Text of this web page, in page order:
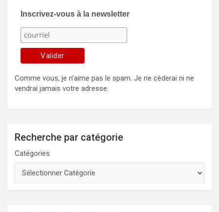
Inscrivez-vous à la newsletter
Comme vous, je n'aime pas le spam. Je ne cèderai ni ne
vendrai jamais votre adresse.
Recherche par catégorie
Catégories